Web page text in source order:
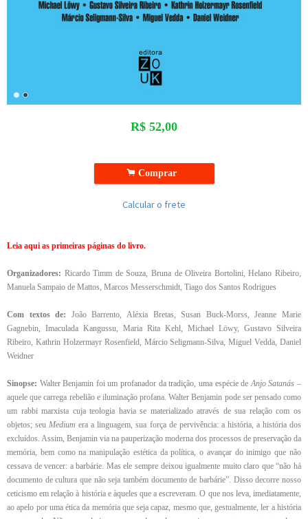
R$ 52,00
.Comprar
Calcular o frete
Leia aqui as primeiras páginas do livro.
Organizadores: Ricardo Timm de Souza, Bruna de Oliveira Bortolini, Helano Ribeiro,
Manuela Sampaio de Mattos, Marcos Messerschmidt, Tiago dos Santos Rodrigues
Com textos de: João Barrento, Aléxia Bretas, Susan Buck-Morss, Jeanne Marie
Gagnebin, Imaculada Kangussu, Maria Rita Kehl, Michael Löwy, Gustavo Silveira
Ribeiro, Kathrin Holzermayr Rosenfield, Márcio Seligmann-Silva, Miguel Vedda, Daniel
Weidner
Sinopse: Walter Benjamin foi um profanador da tradição, uma espécie deAnjo Satanás –
aquele que carrega rebelião e iluminação profana. Walter Benjamin pode ser pensado como
um rabbi marxista cuja teologia havia se materializado através de sua relação com os
objetos; seuMedium era a linguagem, sua força de pervivência: a história, a história dos
excluídos. Assim, Benjamin via na pauperização moderna dos processos de preservação da
memória, bem como na manipulação estética da política, o avançar do inimigo que não
cessava de vencer: a barbárie. Mas ele sempre deixou igualmente muito claro que “não há
documento de cultura que não seja também documento de barbárie”. Disso decorre nosso
ceticismo em relação à história e àqueles que a escreveram. O que nos leva, imediatamente,
ao apelo por uma ética da memória que seja capaz, mesmo que, gestualmente, ler a história